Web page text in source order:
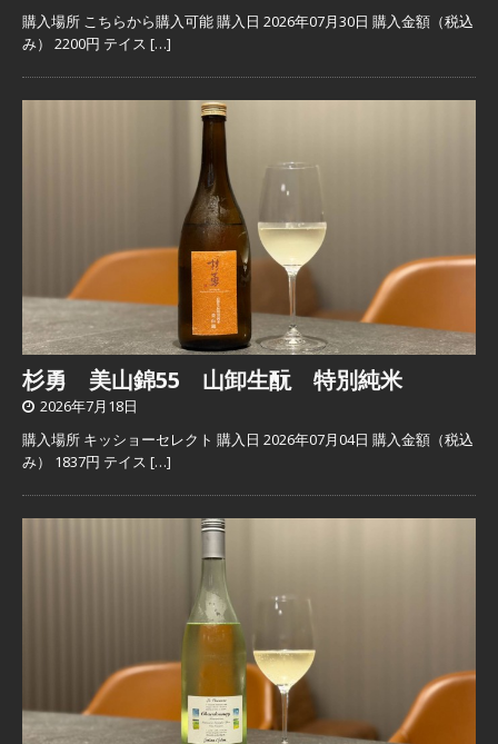
購入場所 こちらから購入可能 購入日 2026年07月30日 購入金額（税込
み） 2200円 テイス […]
杉勇 美山錦55 山卸生酛 特別純米
2026年7月18日
購入場所 キッショーセレクト 購入日 2026年07月04日 購入金額（税込
み） 1837円 テイス […]